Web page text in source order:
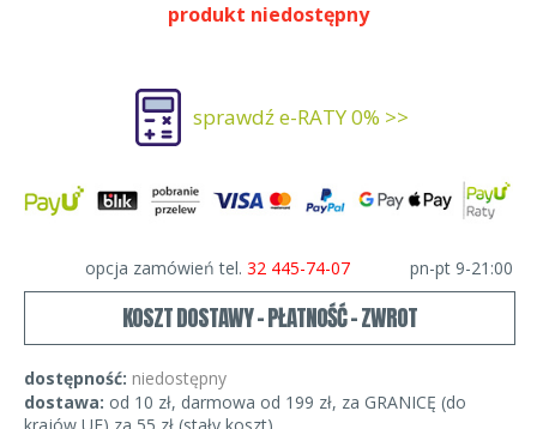
produkt niedostępny
sprawdź e-RATY 0% >>
opcja zamówień tel. 32 445-74-07 pn-pt 9-21:00
KOSZT DOSTAWY - PŁATNOŚĆ - ZWROT
dostępność: niedostępny
dostawa: od 10 zł, darmowa od 199 zł, za GRANICĘ (do